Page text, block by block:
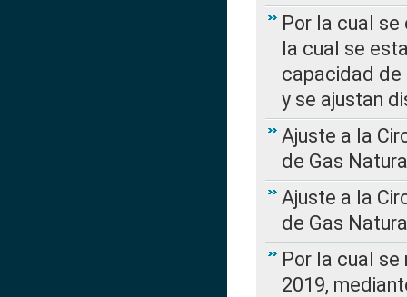
Por la cual se
la cual se
capacidad de
y se ajustan
Ajuste a la
de Gas
Ajuste a la
de Gas
Por la cual se
2019,